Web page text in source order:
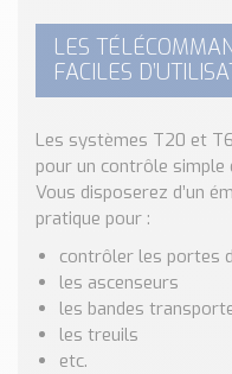
Blog
Nos Réalisations
Catalogue des
brasseries
Contact & Devis
Devis, Tarifs,
LES
FACILES
Les systèmes T20 et
pour un contrôle simple
Vous disposerez d’un
pratique pour :
contrôler les portes
les ascenseurs
les bandes
les treuils
etc.